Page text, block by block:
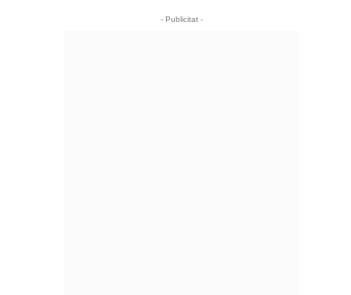
- Publicitat -